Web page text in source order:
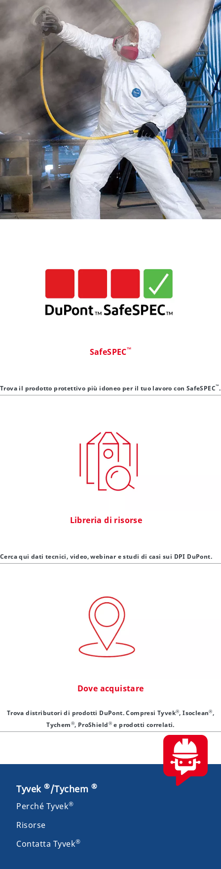
SafeSPEC™
Trova il prodotto protettivo più idoneo per il tuo lavoro con SafeSPEC™.
Libreria di risorse
Cerca qui dati tecnici, video, webinar e studi di casi sui DPI DuPont.
Dove acquistare
Trova distributori di prodotti DuPont. Compresi Tyvek®, Isoclean®,
Tychem®, ProShield®e prodotti correlati.
Tyvek ®/Tychem ®
Perché Tyvek®
Risorse
Contatta Tyvek®